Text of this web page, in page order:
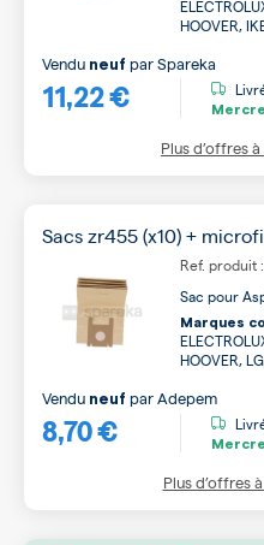
HOOVER,
11,22 €
Vendu neuf parSpareka
Plus d’offres
Sacs zr455 (x10) +
Ref. produit
Sac pour
Marques
HOOVER,
8,70 €
Vendu neuf parAdepem
Plus d’offres